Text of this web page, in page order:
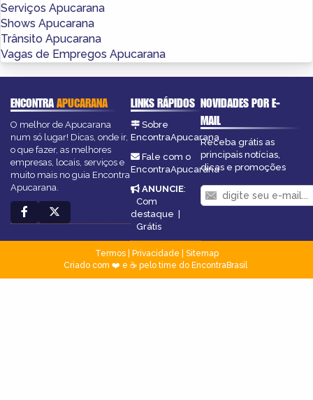
Serviços Apucarana
Shows Apucarana
Trânsito Apucarana
Vagas de Empregos Apucarana
ENCONTRAAPUCARANA
O melhor de Apucarana
num só lugar! Dicas, onde ir,
o que fazer, as melhores
empresas, locais, serviços e
muito mais no guia Encontra
Apucarana.
LINKS RÁPIDOS
Sobre
EncontraApucarana
Fale com o
EncontraApucarana
ANUNCIE:
Com
destaque
Grátis
NOVIDADES POR E-
MAIL
Receba grátis as
principais notícias,
dicas e promoções
Termos| Privacidade
Sitemap
Criado com ❤️ e ☕ pelo time do EncontraBrasil